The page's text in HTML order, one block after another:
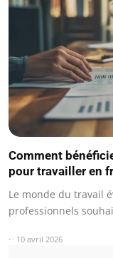
Comment
pour travailler en
Le monde du travail
professionnels
10 avril 2026